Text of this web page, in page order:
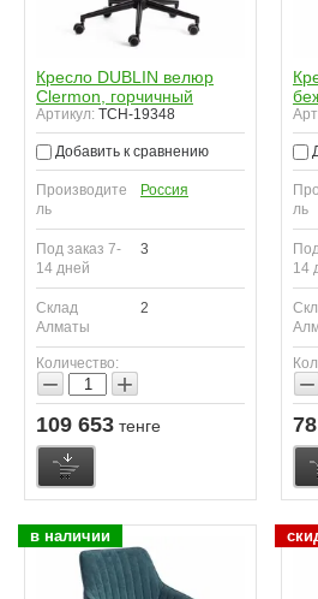
Кресло DUBLIN велюр
Clermon, горчичный
Артикул: TCH-19348
Добавить к сравнению
Производите
ль
Россия
Под заказ 7-
14 дней
3
Склад
Алматы
2
Количество:
− +
109 653 тенге
ль
14
−
в наличии